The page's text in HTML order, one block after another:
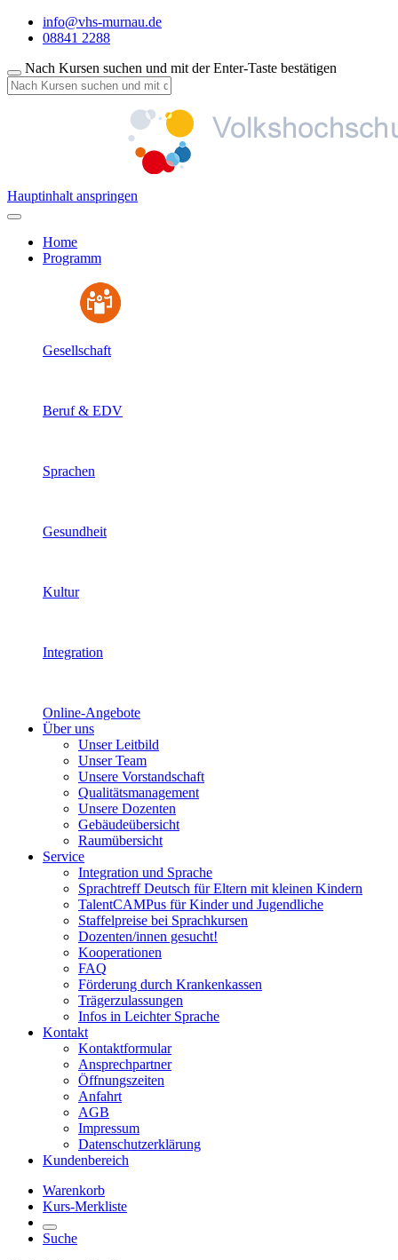
info@vhs-murnau.de
08841 2288
Nach Kursen suchen und mit der Enter-Taste bestätigen
Hauptinhalt anspringen
Home
Programm
Gesellschaft
Beruf & EDV
Sprachen
Gesundheit
Kultur
Integration
Online-Angebote
Über uns
Unser Leitbild
Unser Team
Unsere Vorstandschaft
Qualitätsmanagement
Unsere Dozenten
Gebäudeübersicht
Raumübersicht
Service
Integration und Sprache
Sprachtreff Deutsch für Eltern mit kleinen Kindern
TalentCAMPus für Kinder und Jugendliche
Staffelpreise bei Sprachkursen
Dozenten/innen gesucht!
Kooperationen
FAQ
Förderung durch Krankenkassen
Trägerzulassungen
Infos in Leichter Sprache
Kontakt
Kontaktformular
Ansprechpartner
Öffnungszeiten
Anfahrt
AGB
Impressum
Datenschutzerklärung
Kundenbereich
Warenkorb
Kurs-Merkliste
Suche